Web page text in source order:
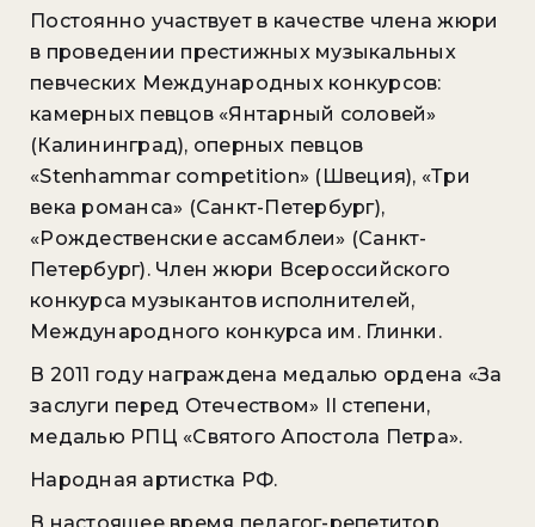
Постоянно участвует в качестве члена жюри
в проведении престижных музыкальных
певческих Международных конкурсов:
камерных певцов «Янтарный соловей»
(Калининград), оперных певцов
«Stenhammar competition» (Швеция), «Три
века романса» (Санкт-Петербург),
«Рождественские ассамблеи» (Санкт-
Петербург). Член жюри Всероссийского
конкурса музыкантов исполнителей,
Международного конкурса им. Глинки.
В 2011 году награждена медалью ордена «За
заслуги перед Отечеством» II степени,
медалью РПЦ «Святого Апостола Петра».
Народная артистка РФ.